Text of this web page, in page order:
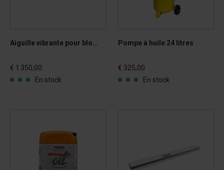
Aiguille vibrante pour blocs en béton
€ 1 350,00
En stock
Pompe à huile 24 litres
€ 325,00
En stock